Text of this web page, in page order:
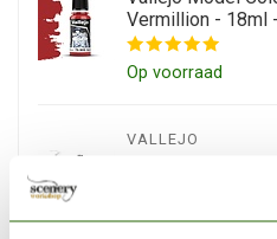
Vermillion - 18ml
Op voorraad
VALLEJO